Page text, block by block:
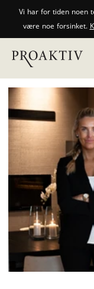
Vi har for tiden noen
være noe forsinket.